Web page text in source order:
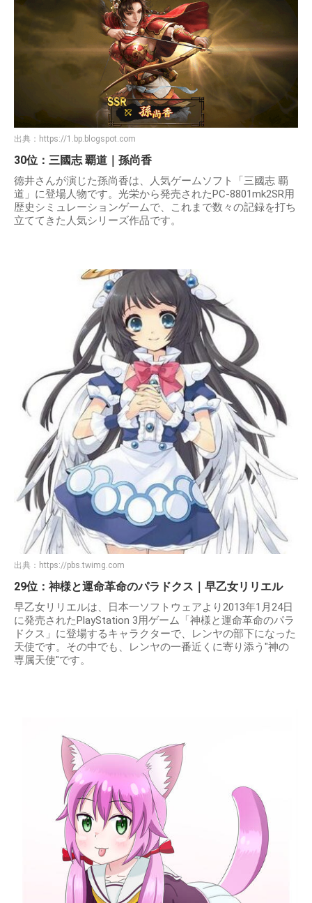
出典： https://1.bp.blogspot.com
30位：三國志 覇道｜孫尚香
徳井さんが演じた孫尚香は、人気ゲームソフト「三國志 覇
道」に登場人物です。光栄から発売されたPC-8801mk2SR用
歴史シミュレーションゲームで、これまで数々の記録を打ち
立ててきた人気シリーズ作品です。
出典： https://pbs.twimg.com
29位：神様と運命革命のパラドクス｜早乙女リリエル
早乙女リリエルは、日本一ソフトウェアより2013年1月24日
に発売されたPlayStation 3用ゲーム「神様と運命革命のパラ
ドクス」に登場するキャラクターで、レンヤの部下になった
天使です。その中でも、レンヤの一番近くに寄り添う"神の
専属天使"です。